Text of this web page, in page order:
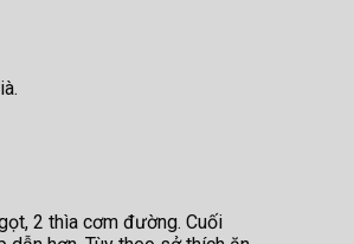
2 thìa cơm đường. Cuối